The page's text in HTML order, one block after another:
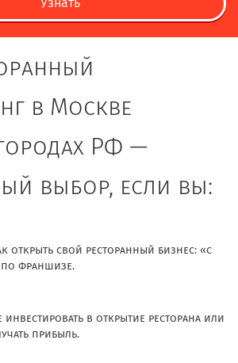
в Москве
РФ —
выбор, если вы:
открыть свой ресторанный бизнес: «с
франшизе.
инвестировать в открытие ресторана или
прибыль.